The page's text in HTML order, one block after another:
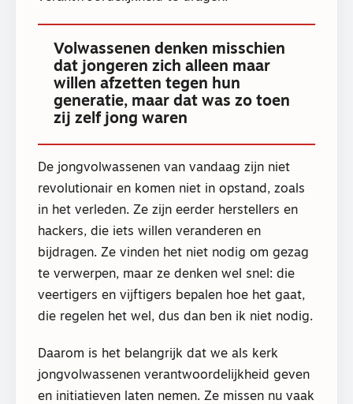
Volwassenen denken misschien
dat jongeren zich alleen maar
willen afzetten tegen hun
generatie, maar dat was zo toen
zij zelf jong waren
De jongvolwassenen van vandaag zijn niet
revolutionair en komen niet in opstand, zoals
in het verleden. Ze zijn eerder herstellers en
hackers, die iets willen veranderen en
bijdragen. Ze vinden het niet nodig om gezag
te verwerpen, maar ze denken wel snel: die
veertigers en vijftigers bepalen hoe het gaat,
die regelen het wel, dus dan ben ik niet nodig.
Daarom is het belangrijk dat we als kerk
jongvolwassenen verantwoordelijkheid geven
en initiatieven laten nemen. Ze missen nu vaak